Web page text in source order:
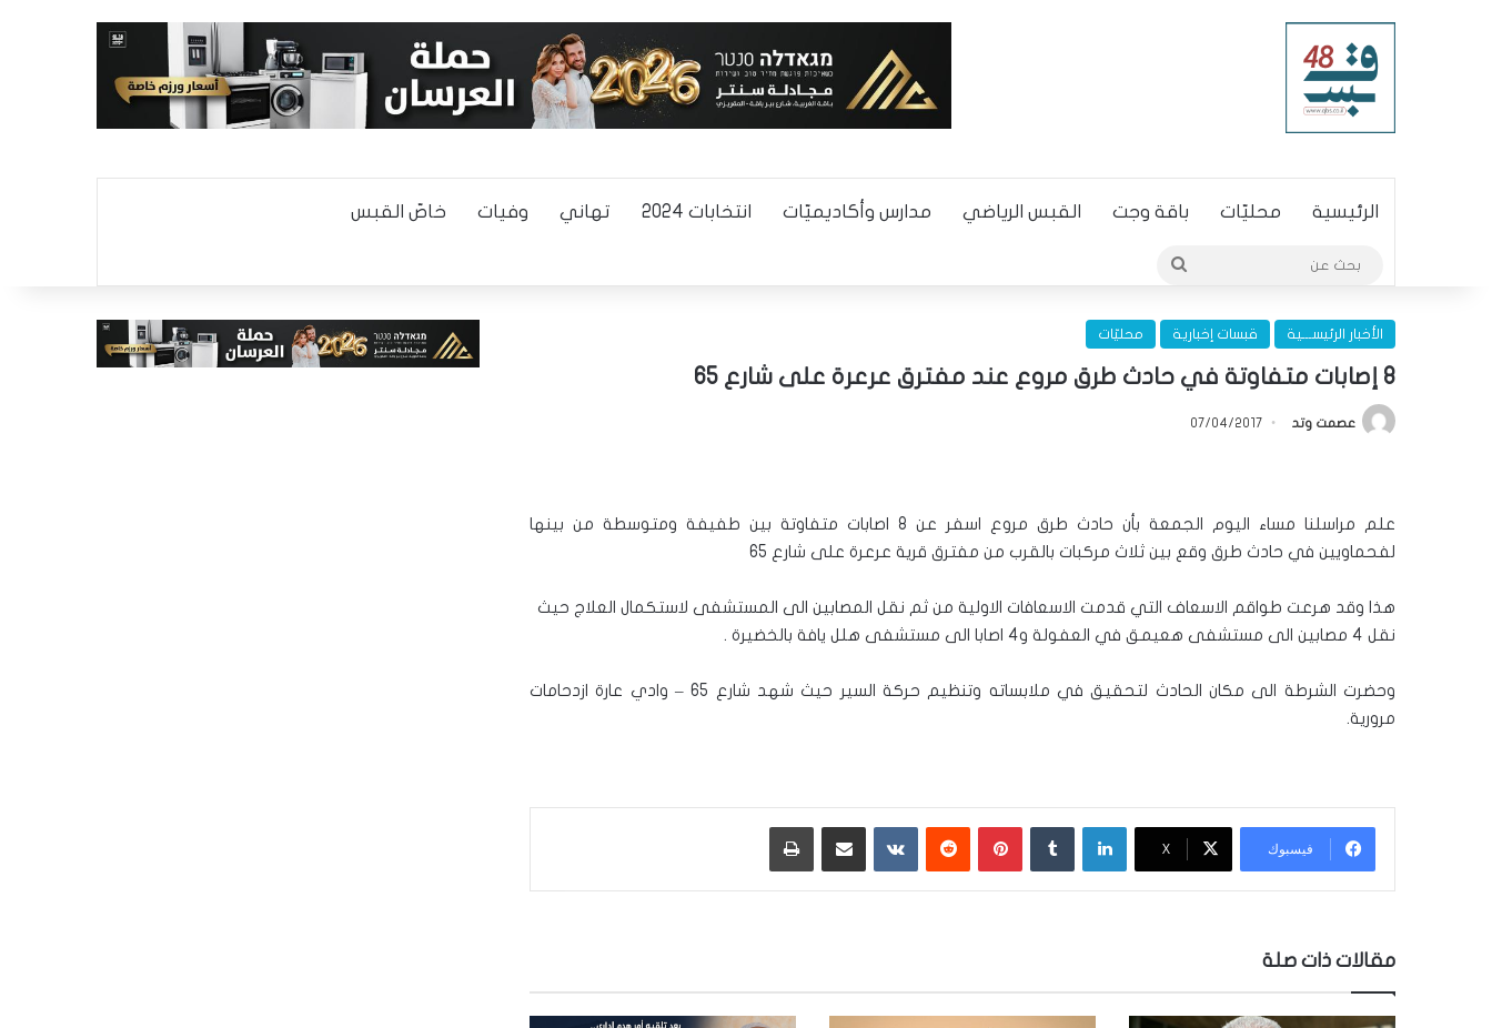
الرئيسية محليّات باقة وجت القبس الرياضي مدارس وأكاديميّات انتخابات 2024 تهاني وفيات خاصّ القبس
الأخبار الرئيســـية قبسات إخبارية محليّات
8 إصابات متفاوتة في حادث طرق مروع عند مفترق عرعرة على شارع 65
عصمت وتد 07/04/2017
علم مراسلنا مساء اليوم الجمعة بأن حادث طرق مروع اسفر عن 8 اصابات متفاوتة بين طفيفة ومتوسطة من بينها
لفحماويين في حادث طرق وقع بين ثلاث مركبات بالقرب من مفترق قرية عرعرة على شارع 65
هذا وقد هرعت طواقم الاسعاف التي قدمت الاسعافات الاولية من ثم نقل المصابين الى المستشفى لاستكمال العلاج حيث
نقل 4 مصابين الى مستشفى هعيمق في العفولة و4 اصابا الى مستشفى هلل يافة بالخضيرة .
وحضرت الشرطة الى مكان الحادث لتحقيق في ملابساته وتنظيم حركة السير حيث شهد شارع 65 – وادي عارة ازدحامات
مرورية.
فيسبوك ‫X
لينكدإن بينتيريست ‏VKontakte
مقالات ذات صلة